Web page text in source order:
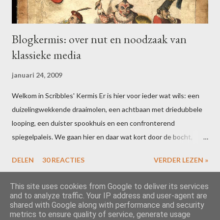
n
Blogkermis: over nut en noodzaak van
klassieke media
januari 24, 2009
Welkom in Scribbles' Kermis Er is hier voor ieder wat wils: een
duizelingwekkende draaimolen, een achtbaan met driedubbele
looping, een duister spookhuis en een confronterend
spiegelpaleis. We gaan hier en daar wat kort door de bocht,
voor 16 februari een blogpost over uw ervaringen in één of meer
ik uw ideeën toevoegen aan de slotcarousel. Alle riemen vast?
Dan gaan we los! Het is inmiddels wetenschappelijk bewezen …
DELEN 30 REACTIES VERDER LEZEN »
Mogelijk gemaakt door Blogger
This site uses cookies from Google to deliver its services
and to analyze traffic. Your IP address and user-agent are
shared with Google along with performance and security
metrics to ensure quality of service, generate usage